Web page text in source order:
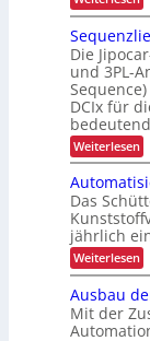
h
ö
f
e
ä
z
i
s
i
o
n
i
m
i
n
n
e
b
e
h
e
i
t
d
u
r
c
h
L
E
D
-
P
r
h
r
:
A
u
s
g
e
d
i
e
t
e
E
-
Z
i
g
a
r
e
S
c
h
n
e
l
l
e
r
e
P
r
o
z
e
s
s
r
ü
c
k
m
Die
und 3PL-
DCIx für
Weiterlesen:
S
q
u
e
n
z
l
i
e
f
e
Das
jährlich
Weiterlesen:
A
t
o
m
Ausbau
Mit der